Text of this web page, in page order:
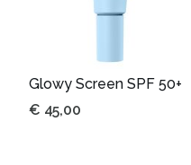
Glowy Screen SPF 50+
€ 45,00